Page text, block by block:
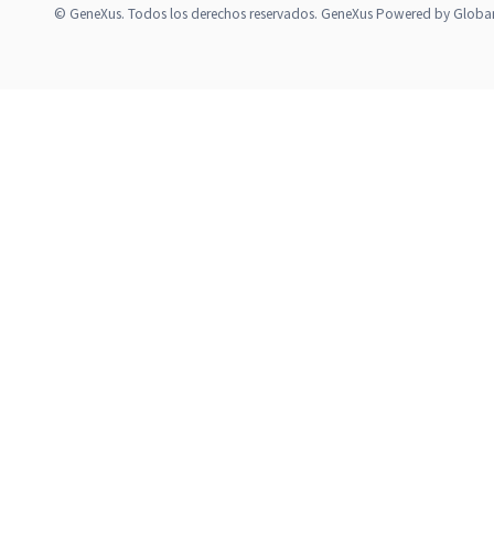
© GeneXus. Todos los derechos reservados. GeneXus Powered by